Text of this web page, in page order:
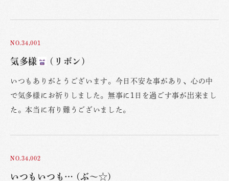
NO.34,001
気多様 (リボン)
いつもありがとうございます。今日不安な事があり、心の中
で気多様にお祈りしました。無事に1日を過ごす事が出来まし
た。本当に有り難うございました。
NO.34,002
いつもいつも… (ぶ〜☆)